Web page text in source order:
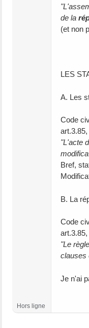
de la
(et non
LES
A. Les
Code
art.3.85,
"L'acte
Bref,
B. La
Code
art.3.85,
"Le
clauses
Je n'ai
Hors ligne